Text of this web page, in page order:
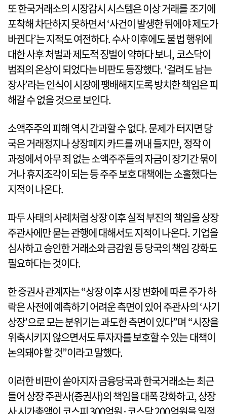
또 한국거래소의 시장감시 시스템은 이상 거래를 조기에
포착해 차단하지 못하면서 ‘사건이 발생한 뒤에야 제도가
바뀐다’는 지적도 여전하다. 수사 이후에도 불법 행위에
대한 사후 처벌과 제도적 징벌이 약하다 보니, 코스닥이
범죄의 온상이 되었다는 비판도 등장했다. ‘걸려도 남는
장사’라는 인식이 시장에 팽배해지도록 방치한 책임은 피
해갈 수 없을 것으로 보인다.
소액주주의 피해 역시 간과할 수 없다. 문제가 터지면 당
국은 거래정지나 상장폐지 카드를 꺼내 들지만, 정작 이
과정에서 아무 죄 없는 소액주주들의 자금이 장기간 묶이
거나 휴지조각이 되는 등 주주 보호 대책에는 소홀했다는
지적이 나온다.
파두 사태의 사례처럼 상장 이후 실적 부진의 책임을 상장
주관사에만 묻는 관행에 대해서도 지적이 나온다. 기업을
심사하고 승인한 거래소와 금감원 등 당국의 책임 강화도
필요하다는 것이다.
한 증권사 관계자는 “상장 이후 시장 변화에 따른 주가 하
락은 사전에 예측하기 어려운 측면이 있어 주관사의 ‘사기
상장’으로 모는 분위기는 과도한 측면이 있다”며 “시장을
위축시키지 않으면서도 투자자를 보호할 수 있는 대책이
논의돼야 할 것”이라고 말했다.
이러한 비판이 쏟아지자 금융당국과 한국거래소는 최근
들어 상장 주관사(증권사)의 책임을 대폭 강화하고, 상장